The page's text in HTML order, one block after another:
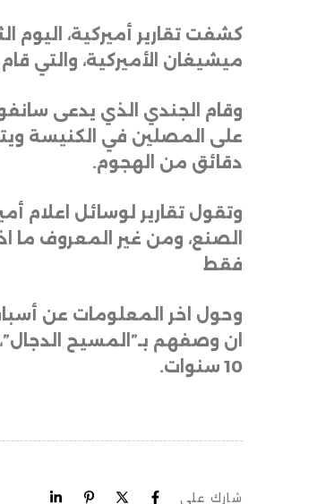
كشفت تقارير أميركية، اليوم
ميشيغان الأميركية، والتي قام
وقام الجندي الذي يدعى
دقائق من الهجوم.
وتقول تقارير لوسائل اعلام
الصنع، ومن غير المعروف ما
فقط
وحول اخر المعلومات عن
ان وصفهم بـ”المسيح
10 سنوات.
شارك على